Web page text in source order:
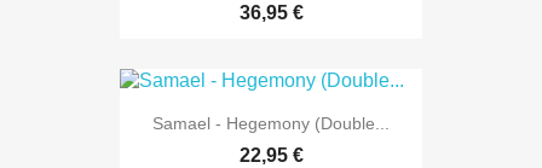
36,95 €
Samael - Hegemony (Double...
22,95 €